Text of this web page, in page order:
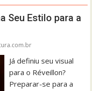
Seu Estilo para a
Já definiu seu visual
para o Réveillon?
Preparar-se para a